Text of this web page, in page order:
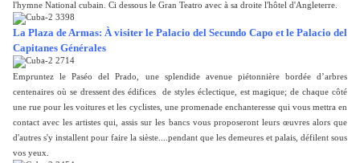
l'hymne National cubain. Ci dessous le Gran Teatro avec à sa droite l'hôtel d'Angleterre.
La Plaza de Armas: À visiter le Palacio del Secundo Capo et le Palacio del
Capitanes Générales
Empruntez le Paséo del Prado, une splendide avenue piétonnière bordée d’arbres
centenaires où se dressent des édifices de styles éclectique, est magique; de chaque côté
une rue pour les voitures et les cyclistes, une promenade enchanteresse qui vous mettra en
contact avec les artistes qui, assis sur les bancs vous proposeront leurs œuvres alors que
d'autres s'y installent pour faire la sièste....pendant que les demeures et palais, défilent sous
vos yeux.